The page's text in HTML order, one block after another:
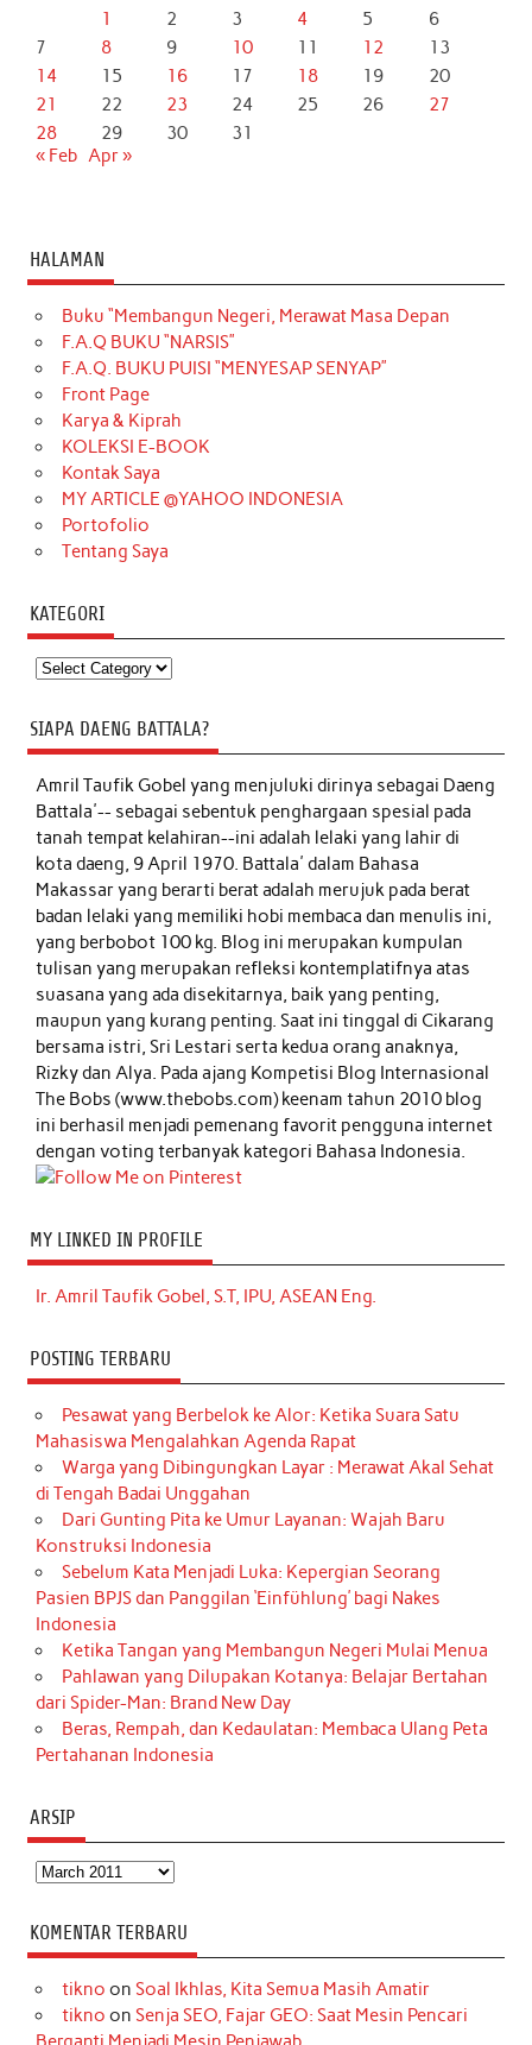
1 2 3 4 5
6
7
8 9 10 11 12
13
14
15 16 17 18 19
20
21
22 23 24 25 26
27
28
29 30
31
« Feb Apr »
HALAMAN
Buku “Membangun Negeri, Merawat Masa Depan
F.A.Q BUKU “NARSIS”
F.A.Q. BUKU PUISI “MENYESAP SENYAP”
Front Page
Karya & Kiprah
KOLEKSI E-BOOK
Kontak Saya
MY ARTICLE @YAHOO INDONESIA
Portofolio
Tentang Saya
KATEGORI
Kategori
SIAPA DAENG BATTALA?
Amril Taufik Gobelyang menjuluki dirinya sebagai Daeng
Battala'-- sebagai sebentuk penghargaan spesial pada
tanah tempat kelahiran--ini adalah lelaki yang lahir di
kota daeng, 9 April 1970. Battala' dalam Bahasa
Makassar yang berarti berat adalah merujuk pada berat
badan lelaki yang memiliki hobi membaca dan menulis ini,
yang berbobot 100 kg. Blog ini merupakan kumpulan
tulisan yang merupakan refleksi kontemplatifnya atas
suasana yang ada disekitarnya, baik yang penting,
maupun yang kurang penting. Saat ini tinggal di Cikarang
bersama istri, Sri Lestari serta kedua orang anaknya,
Rizky dan Alya. Pada ajang Kompetisi Blog Internasional
The Bobs (www.thebobs.com) keenam tahun 2010 blog
ini berhasil menjadi pemenang favorit pengguna internet
dengan voting terbanyak kategori Bahasa Indonesia.
MY LINKED IN PROFILE
Ir. Amril Taufik Gobel, S.T, IPU, ASEAN Eng.
POSTING TERBARU
Pesawat yang Berbelok ke Alor: Ketika Suara Satu
Mahasiswa Mengalahkan Agenda Rapat
Warga yang Dibingungkan Layar : Merawat Akal Sehat
di Tengah Badai Unggahan
Dari Gunting Pita ke Umur Layanan: Wajah Baru
Konstruksi Indonesia
Sebelum Kata Menjadi Luka: Kepergian Seorang
Pasien BPJS dan Panggilan ‘Einfühlung’ bagi Nakes
Indonesia
Ketika Tangan yang Membangun Negeri Mulai Menua
Pahlawan yang Dilupakan Kotanya: Belajar Bertahan
dari Spider-Man: Brand New Day
Beras, Rempah, dan Kedaulatan: Membaca Ulang Peta
Pertahanan Indonesia
ARSIP
Arsip
KOMENTAR TERBARU
tikno on Soal Ikhlas, Kita Semua Masih Amatir
tikno on Senja SEO, Fajar GEO: Saat Mesin Pencari